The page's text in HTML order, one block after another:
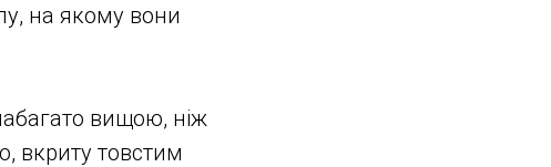
на якому вони
вищою, ніж
вкриту товстим